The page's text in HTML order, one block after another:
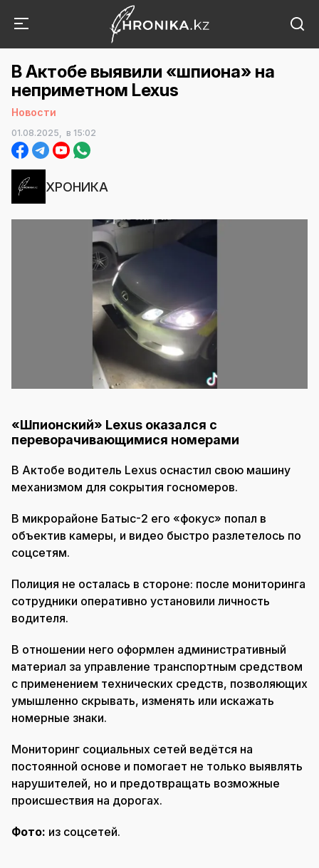
В Актобе выявили «шпиона» на
неприметном Lexus
Новости
01.08.2025, в 15:02
ХРОНИКА
«Шпионский» Lexus оказался с
переворачивающимися номерами
В Актобе водитель Lexus оснастил свою машину
механизмом для сокрытия госномеров.
В микрорайоне Батыс-2 его «фокус» попал в
объектив камеры, и видео быстро разлетелось по
соцсетям.
Полиция не осталась в стороне: после мониторинга
сотрудники оперативно установили личность
водителя.
В отношении него оформлен административный
материал за управление транспортным средством
с применением технических средств, позволяющих
умышленно скрывать, изменять или искажать
номерные знаки.
Мониторинг социальных сетей ведётся на
постоянной основе и помогает не только выявлять
нарушителей, но и предотвращать возможные
происшествия на дорогах.
Фото: из соцсетей.